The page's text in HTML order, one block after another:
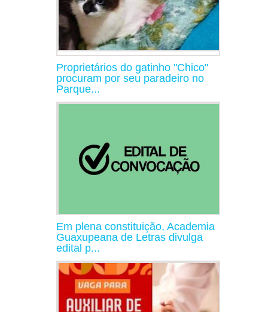
Proprietários do gatinho "Chico"
procuram por seu paradeiro no
Parque...
Em plena constituição, Academia
Guaxupeana de Letras divulga
edital p...